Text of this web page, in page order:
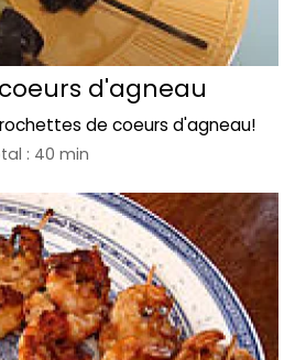
d'agneau
de coeurs d'agneau!
: 40 min